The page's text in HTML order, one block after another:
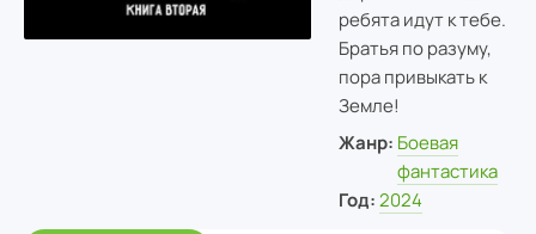
ребята идут к тебе.
Братья по разуму,
пора привыкать к
Земле!
Жанр: Боевая
фантастика
Год: 2024